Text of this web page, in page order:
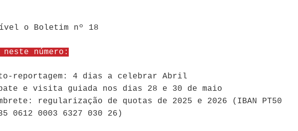
o Boletim nº 18
neste número:
reportagem: 4 dias a celebrar Abril
e visita guiada nos dias 28 e 30 de maio
regularização de quotas de 2025 e 2026 (IBAN PT50
0612 0003 6327 030 26)